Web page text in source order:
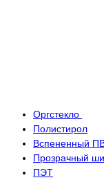
Оргстекло
Полистирол
Вспененный
Прозрачный
ПЭТ